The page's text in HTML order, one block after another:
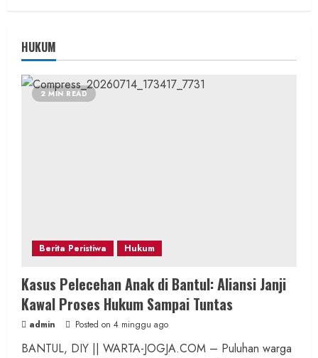
HUKUM
2 MIN READ
Berita Peristiwa Hukum
Kasus Pelecehan Anak di Bantul: Aliansi Janji
Kawal Proses Hukum Sampai Tuntas
admin Posted on 4 minggu ago
BANTUL, DIY || WARTA-JOGJA.COM – Puluhan warga